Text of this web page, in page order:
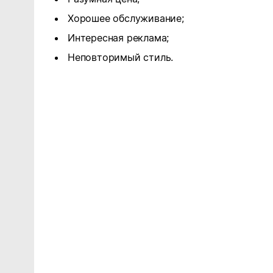
Хорошее обслуживание;
Интересная реклама;
Неповторимый стиль.